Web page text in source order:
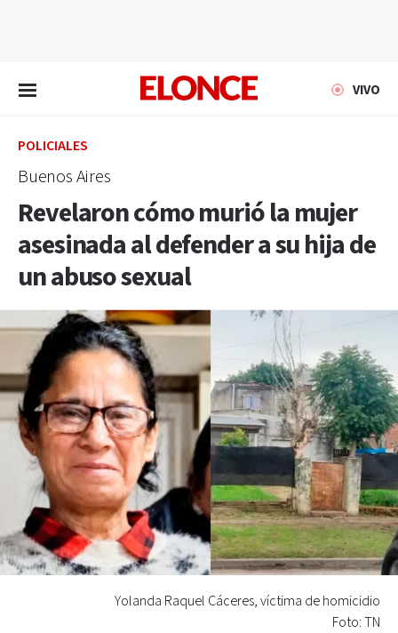
VIVO
POLICIALES
Buenos Aires
Revelaron cómo murió la mujer
asesinada al defender a su hija de
un abuso sexual
Yolanda Raquel Cáceres, víctima de homicidio
Foto: TN